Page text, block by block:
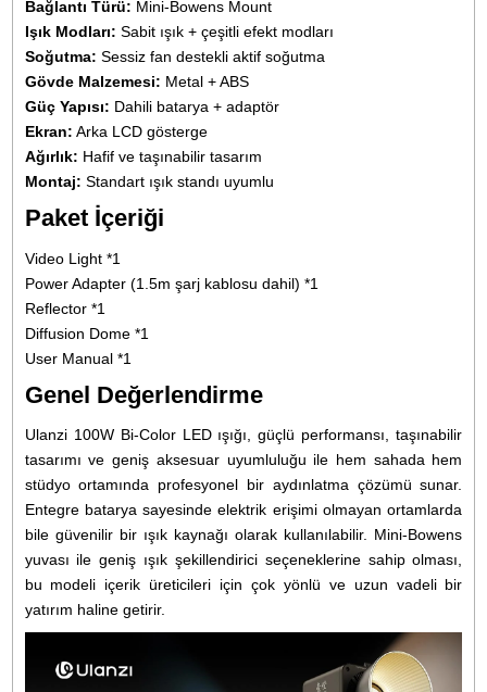
Güç:100W yüksek parlaklık sunan COB LED ışık çıkışı.
Renk Sıcaklığı:Bağlantı Tipi:Mini-Bowens,
aksesuar uyumluluğu.
ayarı.
Işık Modları:Sabit aydınlatma + efekt modları.
Güç Yapısı:Dahili batarya veya adaptörle çalışabilme.
Fan Sistemi:
Sessiz aktif soğutma teknolojisi.
Metal + ABS kompozit gövde yapısı.
Taşınabilirlik:
Kullanım Alanları
fotoğrafçılığı, YouTube videoları, röportaj çekimleri,
fotoğrafçılığı, short-form video içerikleri, dış mekan
ticaret ürün tanıtımları, küçük stüdyo projeleri ve bağımsız
sahnelerinde güçlü ve stabil bir ışık kaynağı olarak tercih
Mini-Bowens uyumluluğu sayesinde farklı
ışığın yapısı ihtiyaçlara göre değiştirilebilir.
Performans ve Renk Doğruluğu
ışık dağılımı sunar. Renk doğruluğu CRI/TLCI
profesyonel çekim standartlarına uygundur. Doğru renk